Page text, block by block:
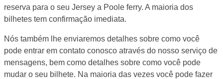
reserva para o seu Jersey a Poole ferry. A maioria dos
bilhetes tem confirmação imediata.
Nós também lhe enviaremos detalhes sobre como você
pode entrar em contato conosco através do nosso serviço de
mensagens, bem como detalhes sobre como você pode
mudar o seu bilhete. Na maioria das vezes você pode fazer